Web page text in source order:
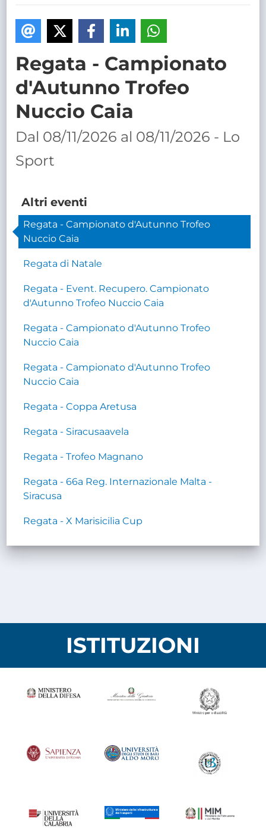
Regata - Campionato
d'Autunno Trofeo
Nuccio Caia
Dal 08/11/2026 al 08/11/2026 - Lo
Sport
Altri eventi
Regata - Campionato d'Autunno Trofeo
Nuccio Caia
Regata di Natale
Regata - Event. Recupero. Campionato
d'Autunno Trofeo Nuccio Caia
Regata - Campionato d'Autunno Trofeo
Nuccio Caia
Regata - Campionato d'Autunno Trofeo
Nuccio Caia
Regata - Coppa Aretusa
Regata - Siracusaavela
Regata - Trofeo Magnano
Regata - 66a Reg. Internazionale Malta -
Siracusa
Regata - X Marisicilia Cup
ISTITUZIONI